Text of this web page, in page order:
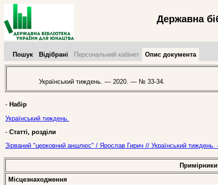
Державна
Пошук Відібрані Персональний кабінет Опис документа
Український тиждень. — 2020. — № 33-34.
- Набір
Український тиждень.
- Статті, розділи
Зірваний "церковний аншлюс" / Ярослав Гирич // Український
Примірники
Місцезнаходження